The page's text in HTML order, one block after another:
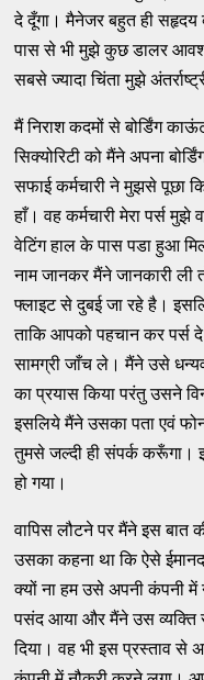
दे दूँगा। मैनेजर बहुत ही सहृदय
पास से भी मुझे कुछ डालर
सबसे ज्यादा चिंता मुझे
मैं निराश कदमों से बोर्डिंग
सिक्योरिटी को मैंने अपना
सफाई कर्मचारी ने मुझसे पूछा
हाँ। वह कर्मचारी मेरा पर्स
वेटिंग हाल के पास पडा हुआ
नाम जानकर मैंने जानकारी
फ्लाइट से दुबई जा रहे है।
ताकि आपको पहचान कर
सामग्री जाँच ले। मैंने उसे
का प्रयास किया परंतु उसने
इसलिये मैंने उसका पता एवं
तुमसे जल्दी ही संपर्क करूँगा।
हो गया।
वापिस लौटने पर मैंने इस बात
उसका कहना था कि ऐसे
क्यों ना हम उसे अपनी कंपनी
पसंद आया और मैंने उस व्यक्ति
दिया। वह भी इस प्रस्ताव से